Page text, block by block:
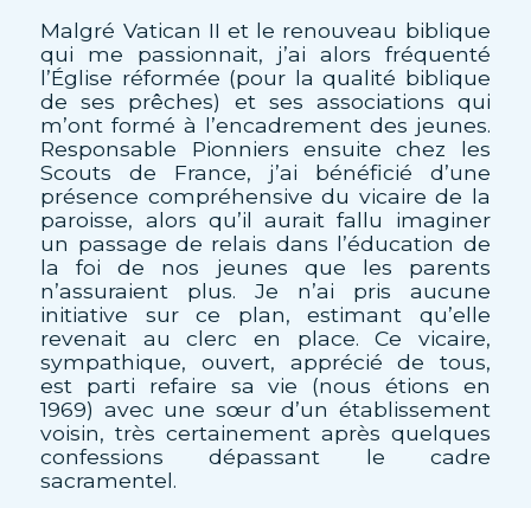
Malgré Vatican II et le renouveau biblique
qui me passionnait, j’ai alors fréquenté
l’Église réformée (pour la qualité biblique
de ses prêches) et ses associations qui
m’ont formé à l’encadrement des jeunes.
Responsable Pionniers ensuite chez les
Scouts de France, j’ai bénéficié d’une
présence compréhensive du vicaire de la
paroisse, alors qu’il aurait fallu imaginer
un passage de relais dans l’éducation de
la foi de nos jeunes que les parents
n’assuraient plus. Je n’ai pris aucune
initiative sur ce plan, estimant qu’elle
revenait au clerc en place. Ce vicaire,
sympathique, ouvert, apprécié de tous,
est parti refaire sa vie (nous étions en
1969) avec une sœur d’un établissement
voisin, très certainement après quelques
confessions dépassant le cadre
sacramentel.